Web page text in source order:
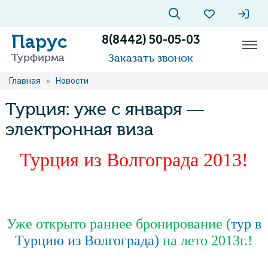
Парус
Турфирма
8(8442) 50-05-03
Заказать звонок
Главная » Новости
Турция: уже с января —
электронная виза
Турция из Волгограда 2013!
Уже открыто раннее бронирование (тур в
Турцию из Волгограда) на лето 2013г.!